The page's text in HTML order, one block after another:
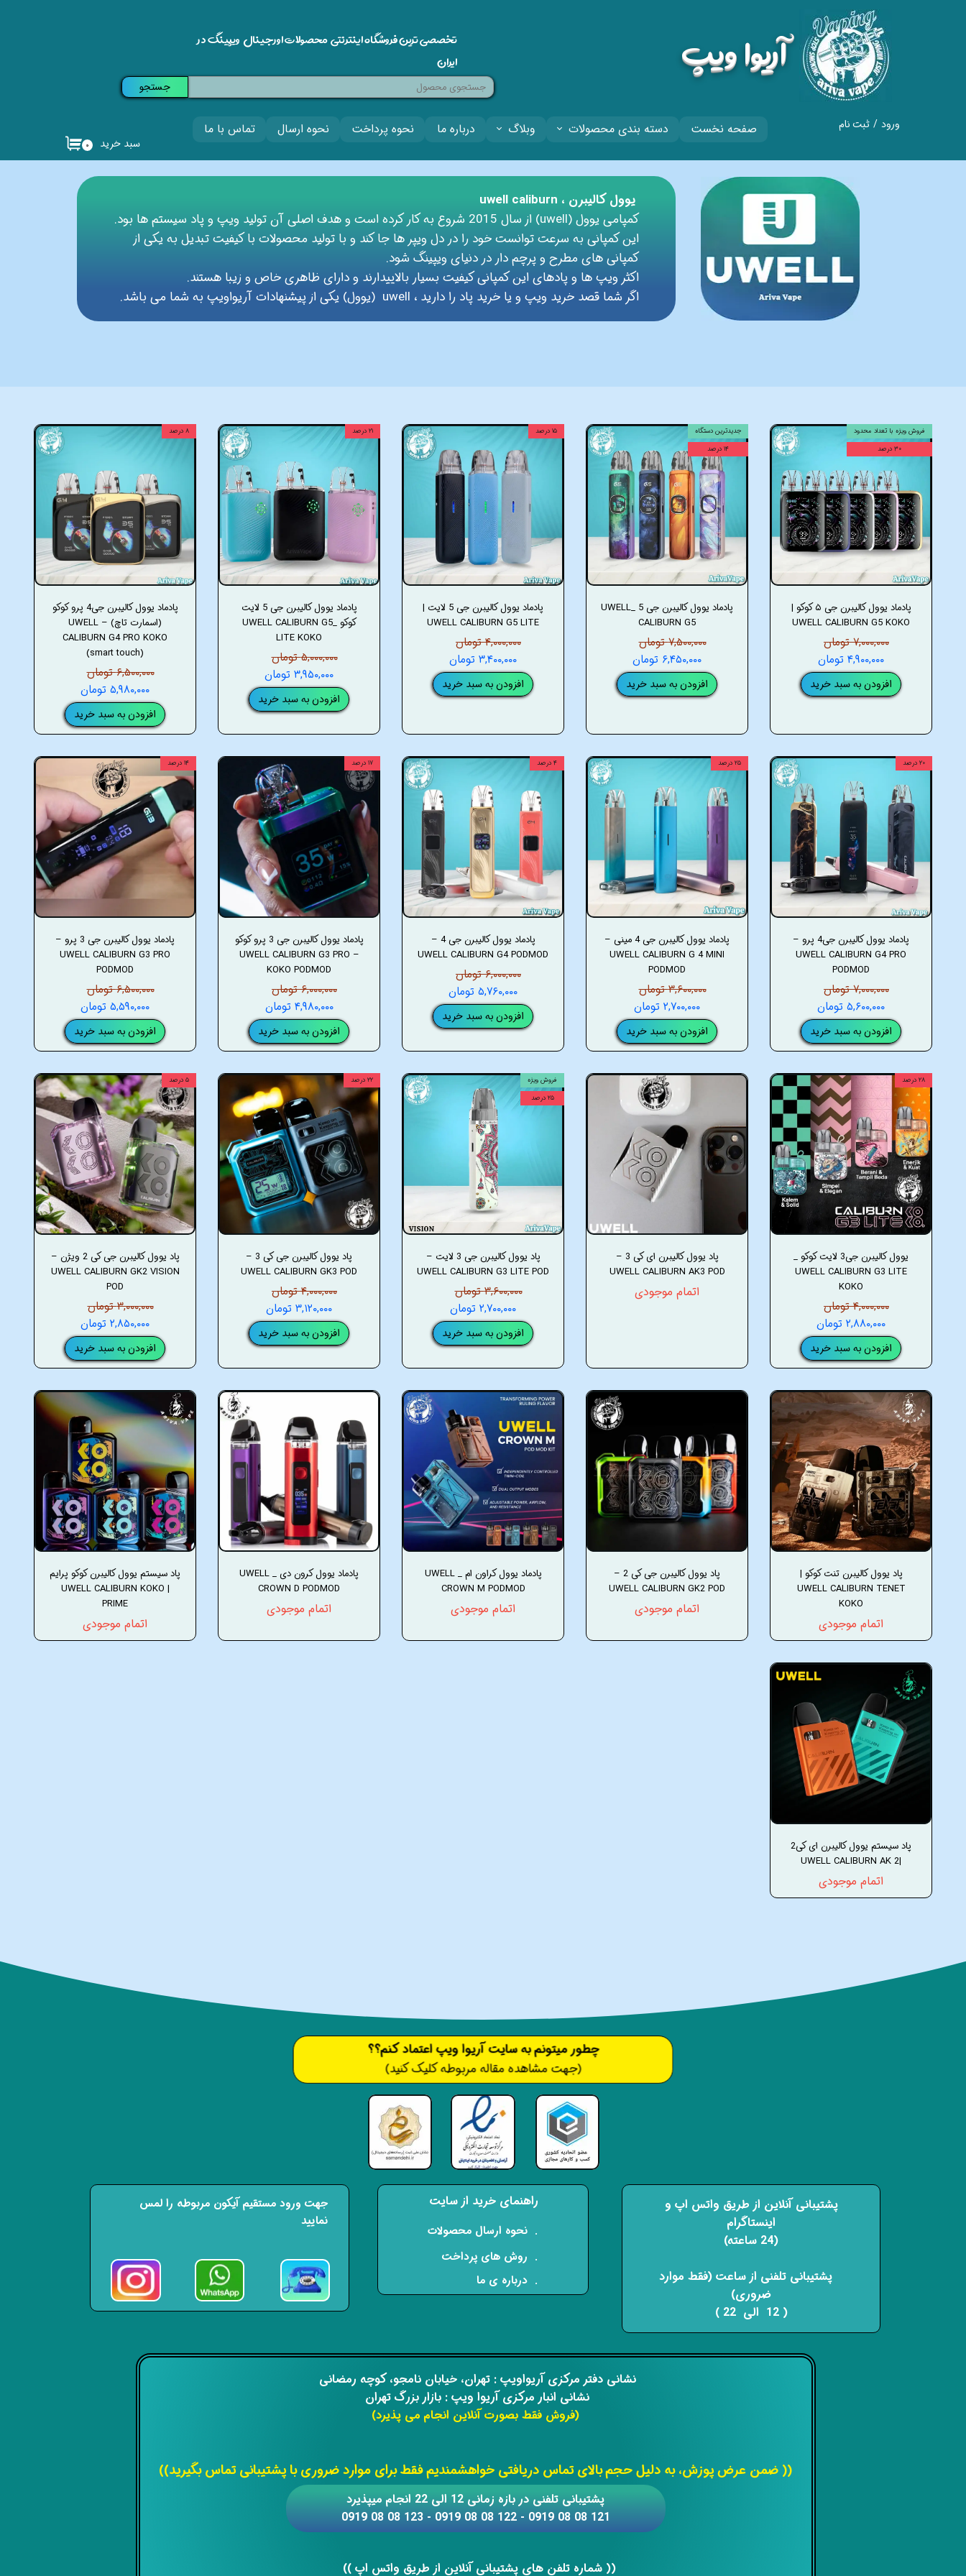
صفحه نخست دسته بندی محصولات وبلاگ درباره ما نحوه پرداخت نحوه ارسال تماس با ما ورود / ثبت نام
تغییر گذر واژه
سفارشات
​آریوا ویپ
۰ سبد خرید
تخصصی ترین فروشگاه اینترنتی محصولات اورجینال ویپینگ در
ایران
جستجو
یوول کالیبرن ، uwell caliburn
کمپامی یوول (uwell) از سال 2015 شروع به کار کرده است و هدف اصلی آن تولید ویپ و پاد سیستم ها بود.
این کمپانی به سرعت توانست خود را در دل ویپر ها جا کند و با تولید محصولات با کیفیت تبدیل به یکی از
کمپانی های مطرح و پرچم دار در دنیای ویپینگ شود.
اکثر ویپ ها و پادهای این کمپانی کیفیت بسیار بالایی​​​​​​​دارند و دارای ظاهری خاص و زیبا هستند.
اگر شما قصد خرید ویپ و یا خرید پاد را دارید ، uwell (یوول) یکی از پیشنهادات آریواویپ به شما می باشد.
پادماد یوول کالیبرن جی ۵ کوکو |
UWELL CALIBURN G5 KOKO
۷,۰۰۰,۰۰۰ تومان
۴,۹۰۰,۰۰۰ تومان
افزودن به سبد خرید
فروش ویژه با تعداد محدود
۳۰ درصد
پادماد یوول کالیبرن جی 5 _UWELL
CALIBURN G5
۷,۵۰۰,۰۰۰ تومان
۶,۴۵۰,۰۰۰ تومان
افزودن به سبد خرید
جدیدترین دستگاه
۱۴ درصد
پادماد یوول کالیبرن جی 5 لایت |
UWELL CALIBURN G5 LITE
۴,۰۰۰,۰۰۰ تومان
۳,۴۰۰,۰۰۰ تومان
افزودن به سبد خرید
۱۵ درصد
پادماد یوول کالیبرن جی 5 لایت
کوکو _UWELL CALIBURN G5
LITE KOKO
۵,۰۰۰,۰۰۰ تومان
۳,۹۵۰,۰۰۰ تومان
افزودن به سبد خرید
۲۱ درصد
پادماد یوول کالیبرن جی4 پرو کوکو
(اسمارت تاچ) – UWELL
CALIBURN G4 PRO KOKO
(smart touch)
۶,۵۰۰,۰۰۰ تومان
۵,۹۸۰,۰۰۰ تومان
افزودن به سبد خرید
۸ درصد
پادماد یوول کالیبرن جی4 پرو –
UWELL CALIBURN G4 PRO
PODMOD
۷,۰۰۰,۰۰۰ تومان
۵,۶۰۰,۰۰۰ تومان
افزودن به سبد خرید
۲۰ درصد
پادماد یوول کالیبرن جی 4 مینی –
UWELL CALIBURN G 4 MINI
PODMOD
۳,۶۰۰,۰۰۰ تومان
۲,۷۰۰,۰۰۰ تومان
افزودن به سبد خرید
۲۵ درصد
پادماد یوول کالیبرن جی 4 –
UWELL CALIBURN G4 PODMOD
۶,۰۰۰,۰۰۰ تومان
۵,۷۶۰,۰۰۰ تومان
افزودن به سبد خرید
۴ درصد
پادماد یوول کالیبرن جی 3 پرو کوکو
– UWELL CALIBURN G3 PRO
KOKO PODMOD
۶,۰۰۰,۰۰۰ تومان
۴,۹۸۰,۰۰۰ تومان
افزودن به سبد خرید
۱۷ درصد
پادماد یوول کالیبرن جی 3 پرو –
UWELL CALIBURN G3 PRO
PODMOD
۶,۵۰۰,۰۰۰ تومان
۵,۵۹۰,۰۰۰ تومان
افزودن به سبد خرید
۱۴ درصد
یوول کالیبرن جی3 لایت کوکو _
UWELL CALIBURN G3 LITE
KOKO
۴,۰۰۰,۰۰۰ تومان
۲,۸۸۰,۰۰۰ تومان
افزودن به سبد خرید
۲۸ درصد
پاد یوول کالیبرن ای کی 3 –
UWELL CALIBURN AK3 POD
اتمام موجودی
پاد یوول کالیبرن جی 3 لایت –
UWELL CALIBURN G3 LITE POD
۳,۶۰۰,۰۰۰ تومان
۲,۷۰۰,۰۰۰ تومان
افزودن به سبد خرید
فروش ویژه
۲۵ درصد
پاد یوول کالیبرن جی کی 3 –
UWELL CALIBURN GK3 POD
۴,۰۰۰,۰۰۰ تومان
۳,۱۲۰,۰۰۰ تومان
افزودن به سبد خرید
۲۲ درصد
پاد یوول کالیبرن جی کی 2 ویژن –
UWELL CALIBURN GK2 VISION
POD
۳,۰۰۰,۰۰۰ تومان
۲,۸۵۰,۰۰۰ تومان
افزودن به سبد خرید
۵ درصد
پاد یوول کالیبرن تنت کوکو |
UWELL CALIBURN TENET
KOKO
اتمام موجودی
پاد یوول کالیبرن جی کی 2 –
UWELL CALIBURN GK2 POD
اتمام موجودی
پادماد یوول کراون ام _ UWELL
CROWN M PODMOD
اتمام موجودی
پادماد یوول کرون دی _ UWELL
CROWN D PODMOD
اتمام موجودی
پاد سیستم یوول کالیبرن کوکو پرایم
| UWELL CALIBURN KOKO
PRIME
اتمام موجودی
پاد سیستم یوول کالیبرن ای کی2
|UWELL CALIBURN AK 2
اتمام موجودی
​​نشانی دفتر مرکزی آریواویپ : تهران، خیابان نامجو،کوچه رمضانی
نشانی انبار مرکزی آریوا ویپ : بازار بزرگ تهران
(فروش فقط بصورت آنلاین انجام می پذیرد)
(( ضمن عرض پوزش، به دلیل حجم بالای تماس دریافتی خواهشمندیم فقط برای موارد ضروری با پشتیبانی تماس بگیرید))
​​​​​​​​​​​​​​(( ​​​​​​​شماره تلفن های پشتیبانی آنلاین از طریق واتس اپ ))
​​پشتیبانی تلفنی در بازه زمانی 12 الی 22 انجام میپذیرد
121 08 08 0919 - 122 08 08 0919 - 123 08 08 0919
​​​چطور میتونم به سایت آریوا ویپ اعتماد کنم؟؟
(جهت مشاهده مقاله مربوطه کلیک کنید)
راهنمای خرید از سایت
​. نحوه ارسال محصولات
. روش های پرداخت
. درباره ی ما
پشتیبانی آنلاین از طریق واتس اپ و
اینستاگرام
(24 ساعته)
​​​​​​​ پشتیبانی تلفنی از ساعت (فقط موارد
ضروری)
( 12 الی 22 ) ​​​​​​​
جهت ورود مستقیم آیکون مربوطه را لمس
نمایید